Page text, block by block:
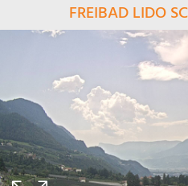
FREIBAD LIDO